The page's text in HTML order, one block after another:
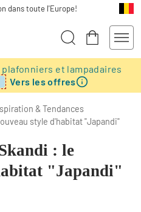
dans toute l'Europe!
plafonniers et lampadaires
Vers les offres
& Tendances
style d'habitat "Japandi"
: le
"Japandi"